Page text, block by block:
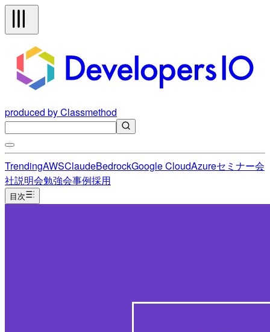
produced by Classmethod
TrendingAWSClaudeBedrockGoogle CloudAzureセミナー会
社説明会勉強会事例採用
目次